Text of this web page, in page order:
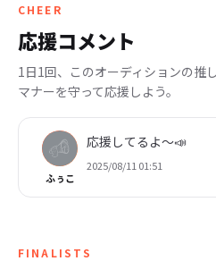
CHEER
応援コメント
1日1回、このオーディションの推
マナーを守って応援しよう。
ふぅこ
応援してるよ〜📣
2025/08/11 01:51
FINALISTS